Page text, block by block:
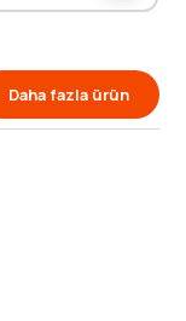
Daha fazla ürün